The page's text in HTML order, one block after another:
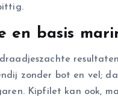
en basis
zonder bot en vel;
Kipfilet kan ook,